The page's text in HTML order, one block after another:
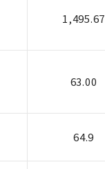
1,495.67
63.00
64.9